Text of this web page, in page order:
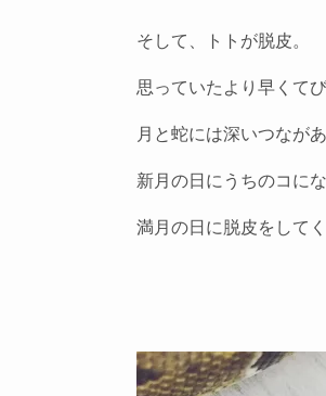
そして、トトが脱皮。
思っていたより早くてび
月と蛇には深いつなが
新月の日にうちのコに
満月の日に脱皮をして